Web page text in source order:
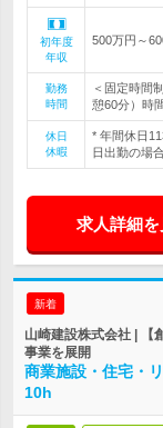
初年度
年収
500万円～
勤務
時間
＜固定時間
憩60分）時
休日
休暇
* 年間休日
日出勤の場
求人詳細を
新着
山崎建設株式会社 | 【
事業を展開
商業施設・住宅・
10h